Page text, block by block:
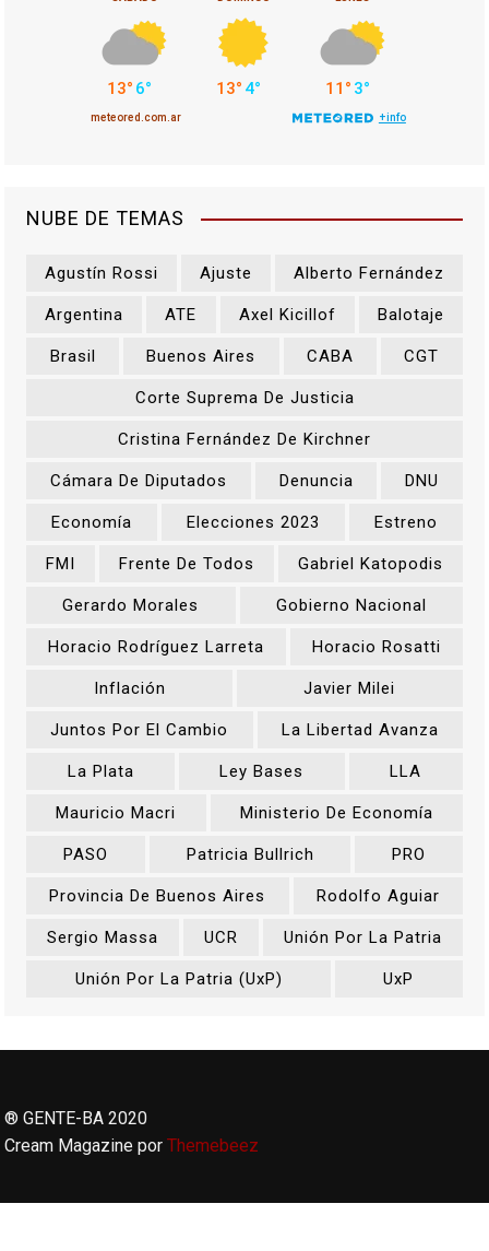
NUBE DE TEMAS
Agustín Rossi Ajuste Alberto Fernández
Argentina ATE Axel Kicillof Balotaje
Brasil Buenos Aires CABA CGT
Corte Suprema De Justicia
Cristina Fernández De Kirchner
Cámara De Diputados Denuncia DNU
Economía Elecciones 2023 Estreno
FMI Frente De Todos Gabriel Katopodis
Gerardo Morales Gobierno Nacional
Horacio Rodríguez Larreta Horacio Rosatti
Inflación Javier Milei
Juntos Por El Cambio La Libertad Avanza
La Plata Ley Bases LLA
Mauricio Macri Ministerio De Economía
PASO Patricia Bullrich PRO
Provincia De Buenos Aires Rodolfo Aguiar
Sergio Massa UCR Unión Por La Patria
Unión Por La Patria (UxP) UxP
® GENTE-BA 2020
Cream Magazine porThemebeez